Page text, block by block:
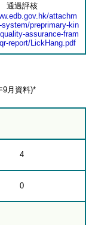
通過評核
attachm
preprimary-kin
assurance-fram
report/LickHang.pdf
9月資料)*
4
0